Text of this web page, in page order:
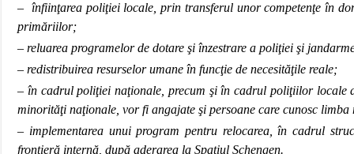
– înfiinţarea poliţiei locale, prin transferul unor competenţe în
primăriilor;
– reluarea programelor de dotare şi înzestrare a poliţiei şi
– redistribuirea resurselor umane în funcţie de necesităţile reale;
– în cadrul poliţiei naţionale, precum şi în cadrul poliţiilor locale
minorităţi naţionale, vor fi angajate şi persoane care cunosc
– implementarea unui program pentru relocarea, în cadrul
frontieră internă, după aderarea la Spaţiul Schengen.